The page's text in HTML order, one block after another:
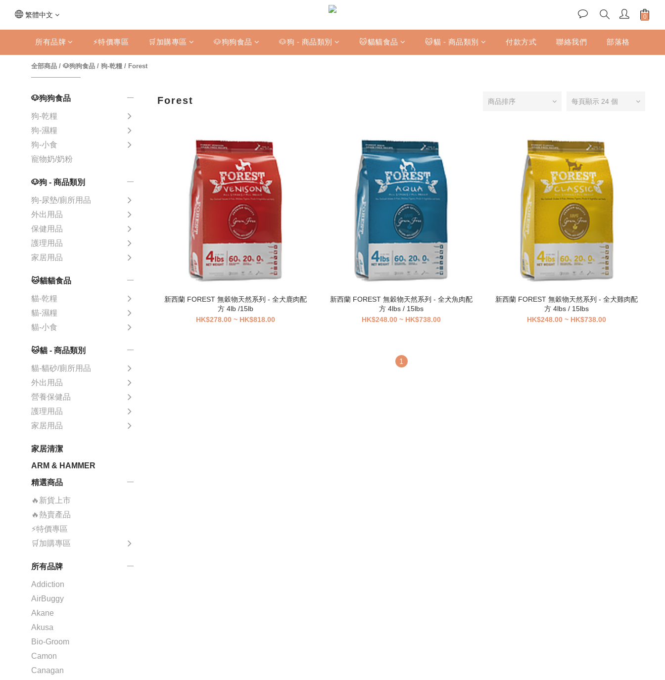
繁體中文
所有品牌 ⚡特價專區 🛒加購專區 🐶狗狗食品 🐶狗 - 商品類別 🐱貓貓食品 🐱貓 - 商品類別 付款方式 聯絡我們 部落格
全部商品 / 🐶狗狗食品 / 狗-乾糧 / Forest
🐶狗狗食品
狗-乾糧
狗-濕糧
狗-小食
寵物奶/奶粉
🐶狗 - 商品類別
狗-尿墊/廁所用品
外出用品
保健用品
護理用品
家居用品
🐱貓貓食品
貓-乾糧
貓-濕糧
貓-小食
🐱貓 - 商品類別
貓-貓砂/廁所用品
外出用品
營養保健品
護理用品
家居用品
家居清潔
ARM & HAMMER
精選商品
🔥新貨上市
🔥熱賣產品
⚡特價專區
🛒加購專區
所有品牌
Addiction
AirBuggy
Akane
Akusa
Bio-Groom
Camon
Canagan
Forest 商品排序 每頁顯示 24 個
新西蘭 FOREST 無穀物天然系列 - 全犬鹿肉配
方 4lb /15lb
HK$278.00 ~ HK$818.00
新西蘭 FOREST 無穀物天然系列 - 全犬魚肉配
方 4lbs / 15lbs
HK$248.00 ~ HK$738.00
新西蘭 FOREST 無穀物天然系列 - 全犬雞肉配
方 4lbs / 15lbs
HK$248.00 ~ HK$738.00
1